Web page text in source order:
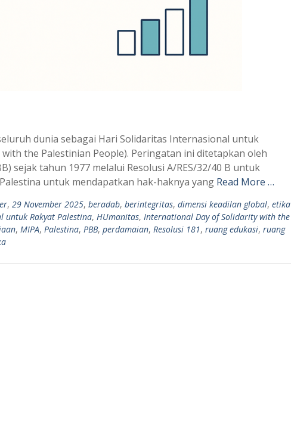
dunia sebagai Hari Solidaritas Internasional untuk
the Palestinian People). Peringatan ini ditetapkan oleh
sejak tahun 1977 melalui Resolusi A/RES/32/40 B untuk
untuk mendapatkan hak-haknya yang Read More …
, 29 November 2025, beradab, berintegritas, dimensi keadilan global, etika
Rakyat Palestina, HUmanitas, International Day of Solidarity with the
, MIPA, Palestina, PBB, perdamaian, Resolusi 181, ruang edukasi, ruang